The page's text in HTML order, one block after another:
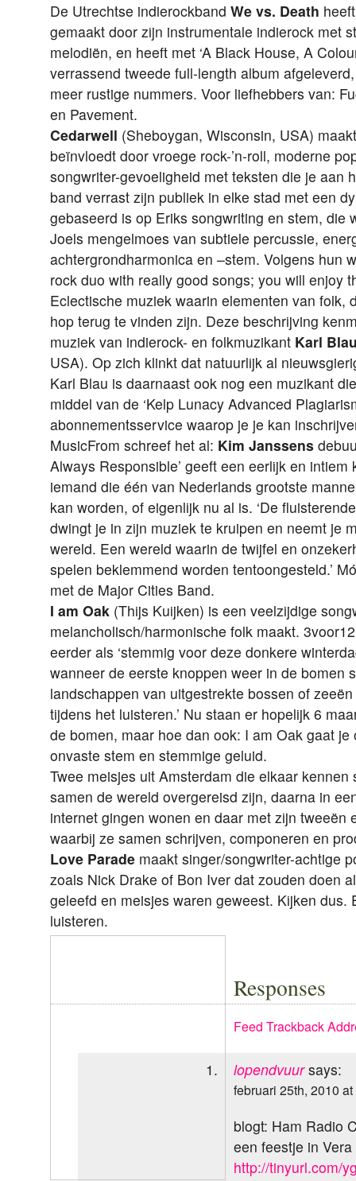
De Utrechtse indierockband We vs. Death
gemaakt door zijn instrumentale indierock met
melodiën, en heeft met ‘A Black House, A
verrassend tweede full-length album
meer rustige nummers. Voor liefhebbers van:
en Pavement.
Cedarwell (Sheboygan, Wisconsin, USA)
beïnvloedt door vroege rock-’n-roll, moderne
songwriter-gevoeligheid met teksten die je aan
band verrast zijn publiek in elke stad met een
gebaseerd is op Eriks songwriting en stem, die
Joels mengelmoes van subtiele percussie,
achtergrondharmonica en –stem. Volgens hun
rock duo with really good songs; you will enjoy
Eclectische muziek waarin elementen van folk,
hop terug te vinden zijn. Deze beschrijving
muziek van indierock- en folkmuzikant Karl
USA). Op zich klinkt dat natuurlijk al
Karl Blau is daarnaast ook nog een muzikant
middel van de ‘Kelp Lunacy Advanced
abonnementsservice waarop je je kan
MusicFrom schreef het al: Kim Janssens
Always Responsible’ geeft een eerlijk en
iemand die één van Nederlands grootste
kan worden, of eigenlijk nu al is. ‘De
dwingt je in zijn muziek te kruipen en neemt je
wereld. Een wereld waarin de twijfel en
spelen beklemmend worden tentoongesteld.’
met de Major Cities Band.
I am Oak (Thijs Kuijken) is een veelzijdige
melancholisch/harmonische folk maakt.
eerder als ‘stemmig voor deze donkere
wanneer de eerste knoppen weer in de bomen
landschappen van uitgestrekte bossen of
tijdens het luisteren.’ Nu staan er hopelijk 6
de bomen, maar hoe dan ook: I am Oak gaat je
onvaste stem en stemmige geluid.
Twee meisjes uit Amsterdam die elkaar kennen
samen de wereld overgereisd zijn, daarna in
internet gingen wonen en daar met zijn tweeën
waarbij ze samen schrijven, componeren en
Love Parade maakt singer/songwriter-achtige
zoals Nick Drake of Bon Iver dat zouden doen
geleefd en meisjes waren geweest. Kijken dus.
luisteren.
Responses
Feed Trackback
lopendvuursays:
februari 25th, 2010
blogt: Ham Radio
een feestje in Vera
http://tinyurl.com/